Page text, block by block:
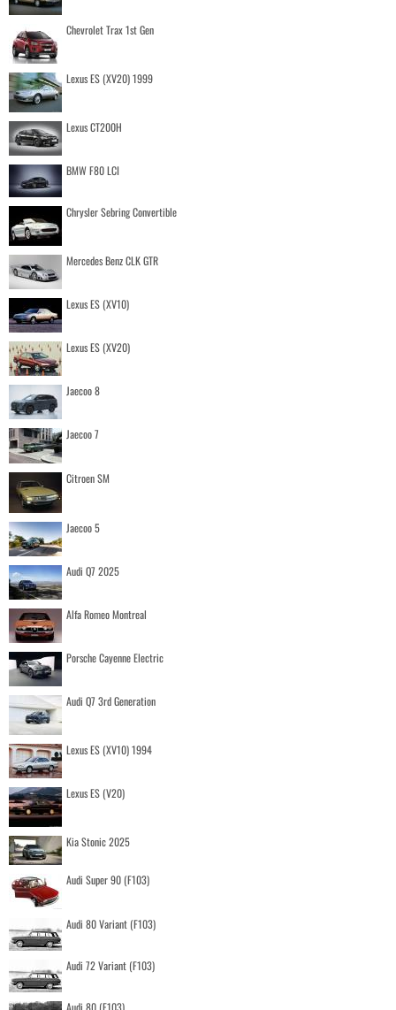
Chevrolet Trax 1st Gen
Lexus ES (XV20) 1999
Lexus CT200H
BMW F80 LCI
Chrysler Sebring Convertible
Mercedes Benz CLK GTR
Lexus ES (XV10)
Lexus ES (XV20)
Jaecoo 8
Jaecoo 7
Citroen SM
Jaecoo 5
Audi Q7 2025
Alfa Romeo Montreal
Porsche Cayenne Electric
Audi Q7 3rd Generation
Lexus ES (XV10) 1994
Lexus ES (V20)
Kia Stonic 2025
Audi Super 90 (F103)
Audi 80 Variant (F103)
Audi 72 Variant (F103)
Audi 80 (F103)